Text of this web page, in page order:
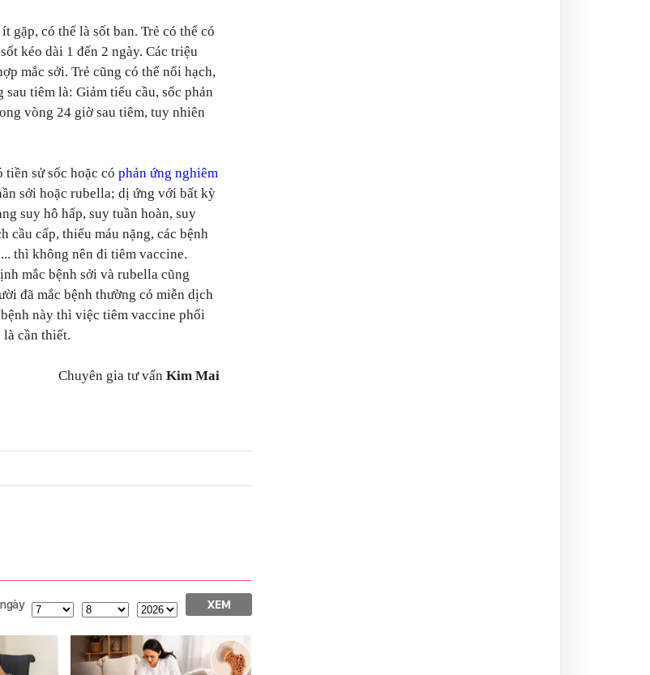
gặp, có thể là sốt ban. Trẻ có thể có
kéo dài 1 đến 2 ngày. Các triệu
mắc sởi. Trẻ cũng có thể nổi hạch,
tiêm là: Giảm tiểu cầu, sốc phản
vòng 24 giờ sau tiêm, tuy nhiên
tiền sử sốc hoặc có phản ứng nghiêm
sởi hoặc rubella; dị ứng với bất kỳ
suy hô hấp, suy tuần hoàn, suy
cầu cấp, thiếu máu nặng, các bệnh
thì không nên đi tiêm vaccine.
mắc bệnh sởi và rubella cũng
đã mắc bệnh thường có miễn dịch
này thì việc tiêm vaccine phối
cần thiết.
Chuyên gia tư vấn Kim Mai
XEM